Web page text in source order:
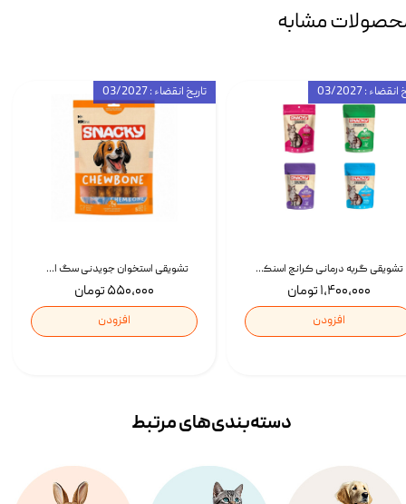
مشابه
تشویقی استخوان جویدنی سگ اسنکی کرانچی با طعم مرغ Snacky Crunchy Munchy وزن 100 گرم
۵۵۰,۰۰۰ تومان
افزودن
تاریخ انقضاء : 03/2027
تشویقی گربه درمانی کرانچ اسنکی با طعم میکس Snacky Crunch Cat Treats وزن 60 گرم بسته 4 عددی
۱,۴۰۰,۰۰۰ تومان
افزودن
: 03/2027
دسته‌بندی‌‌های مرتبط